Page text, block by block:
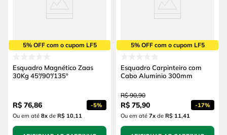
5% OFF com o cupom LF5
Esquadro Magnético Zaas
30Kg 45°/90°/135°
R$ 76,86 -5%
Ou em até 8x de R$ 10,11
5% OFF com o cupom LF5
Esquadro Carpinteiro com
Cabo Aluminio 300mm
R$ 90,90
R$ 75,90 -17%
Ou em até 7x de R$ 11,41